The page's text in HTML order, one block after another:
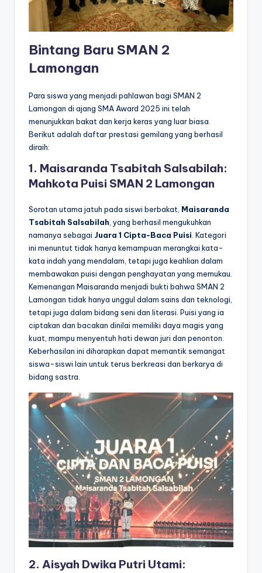
Bintang Baru SMAN 2
Lamongan
Para siswa yang menjadi pahlawan bagi SMAN 2
Lamongan di ajang SMA Award 2025 ini telah
menunjukkan bakat dan kerja keras yang luar biasa.
Berikut adalah daftar prestasi gemilang yang berhasil
diraih:
1. Maisaranda Tsabitah Salsabilah:
Mahkota Puisi SMAN 2 Lamongan
Sorotan utama jatuh pada siswi berbakat, Maisaranda
Tsabitah Salsabilah, yang berhasil mengukuhkan
namanya sebagai Juara 1 Cipta-Baca Puisi. Kategori
ini menuntut tidak hanya kemampuan merangkai kata-
kata indah yang mendalam, tetapi juga keahlian dalam
membawakan puisi dengan penghayatan yang memukau.
Kemenangan Maisaranda menjadi bukti bahwa SMAN 2
Lamongan tidak hanya unggul dalam sains dan teknologi,
tetapi juga dalam bidang seni dan literasi. Puisi yang ia
ciptakan dan bacakan dinilai memiliki daya magis yang
kuat, mampu menyentuh hati dewan juri dan penonton.
Keberhasilan ini diharapkan dapat memantik semangat
siswa-siswi lain untuk terus berkreasi dan berkarya di
bidang sastra.
2. Aisyah Dwika Putri Utami: